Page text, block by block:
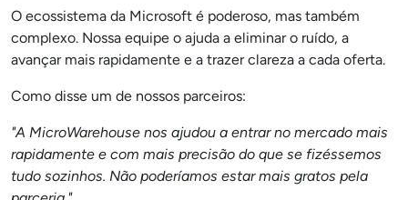
O ecossistema da Microsoft é poderoso, mas também
complexo. Nossa equipe o ajuda a eliminar o ruído, a
avançar mais rapidamente e a trazer clareza a cada oferta.
Como disse um de nossos parceiros:
"A MicroWarehouse nos ajudou a entrar no mercado mais
rapidamente e com mais precisão do que se fizéssemos
tudo sozinhos. Não poderíamos estar mais gratos pela